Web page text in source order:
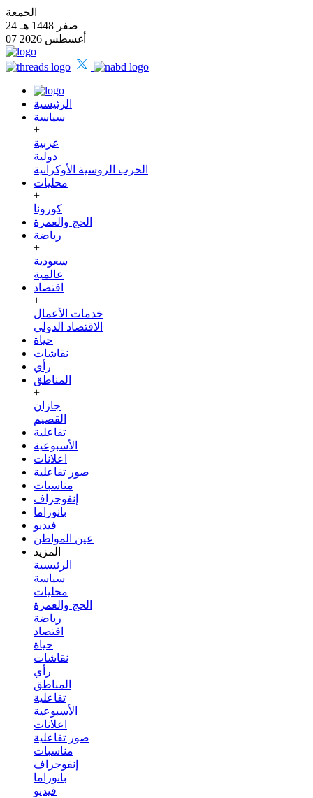
الجمعة
24 صفر 1448 هـ
07 أغسطس 2026
الرئيسية
سياسة
+
عربية
دولية
الحرب الروسية الأوكرانية
محليات
+
كورونا
الحج والعمرة
رياضة
+
سعودية
عالمية
اقتصاد
+
خدمات الأعمال
الاقتصاد الدولي
حياة
نقاشات
رأي
المناطق
+
جازان
القصيم
تفاعلية
الأسبوعية
اعلانات
صور تفاعلية
مناسبات
إنفوجراف
بانوراما
فيديو
عين المواطن
المزيد
الرئيسية
سياسة
محليات
الحج والعمرة
رياضة
اقتصاد
حياة
نقاشات
رأي
المناطق
تفاعلية
الأسبوعية
اعلانات
صور تفاعلية
مناسبات
إنفوجراف
بانوراما
فيديو